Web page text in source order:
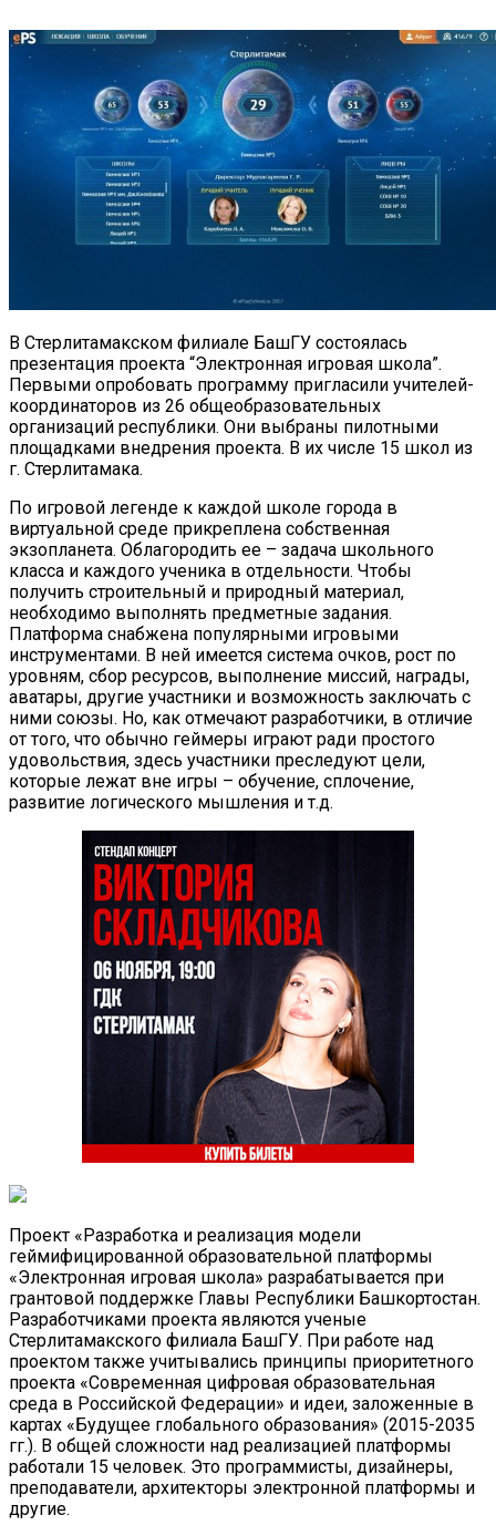
В Стерлитамакском филиале БашГУ состоялась
презентация проекта “Электронная игровая школа”.
Первыми опробовать программу пригласили учителей-
координаторов из 26 общеобразовательных
организаций республики. Они выбраны пилотными
площадками внедрения проекта. В их числе 15 школ из
г. Стерлитамака.
По игровой легенде к каждой школе города в
виртуальной среде прикреплена собственная
экзопланета. Облагородить ее – задача школьного
класса и каждого ученика в отдельности. Чтобы
получить строительный и природный материал,
необходимо выполнять предметные задания.
Платформа снабжена популярными игровыми
инструментами. В ней имеется система очков, рост по
уровням, сбор ресурсов, выполнение миссий, награды,
аватары, другие участники и возможность заключать с
ними союзы. Но, как отмечают разработчики, в отличие
от того, что обычно геймеры играют ради простого
удовольствия, здесь участники преследуют цели,
которые лежат вне игры – обучение, сплочение,
развитие логического мышления и т.д.
Проект «Разработка и реализация модели
геймифицированной образовательной платформы
«Электронная игровая школа» разрабатывается при
грантовой поддержке Главы Республики Башкортостан.
Разработчиками проекта являются ученые
Стерлитамакского филиала БашГУ. При работе над
проектом также учитывались принципы приоритетного
проекта «Современная цифровая образовательная
среда в Российской Федерации» и идеи, заложенные в
картах «Будущее глобального образования» (2015-2035
гг.). В общей сложности над реализацией платформы
работали 15 человек. Это программисты, дизайнеры,
преподаватели, архитекторы электронной платформы и
другие.